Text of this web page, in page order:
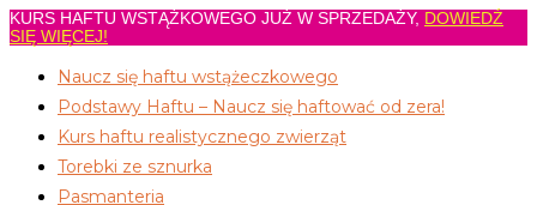
Koniec
treści
KURS HAFTU WSTĄŻKOWEGO JUŻ W SPRZEDAŻY, DOWIEDŹ
SIĘ WIĘCEJ!
Naucz się haftu wstążeczkowego
Podstawy Haftu – Naucz się haftować od zera!
Kurs haftu realistycznego zwierząt
Torebki ze sznurka
Pasmanteria